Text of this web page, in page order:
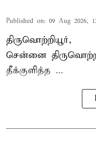
Published on: 09 Aug 2026,
திருவொற்றியூர்,
சென்னை
தீக்குளித்த ...